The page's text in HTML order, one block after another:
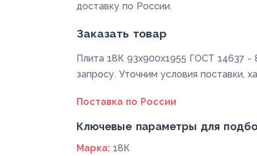
доставку по России.
Заказать товар
Плита 18К 93x900x1955 ГОСТ 14637 -
запросу. Уточним условия поставки,
Поставка по России
Ключевые параметры для
Марка: 18К